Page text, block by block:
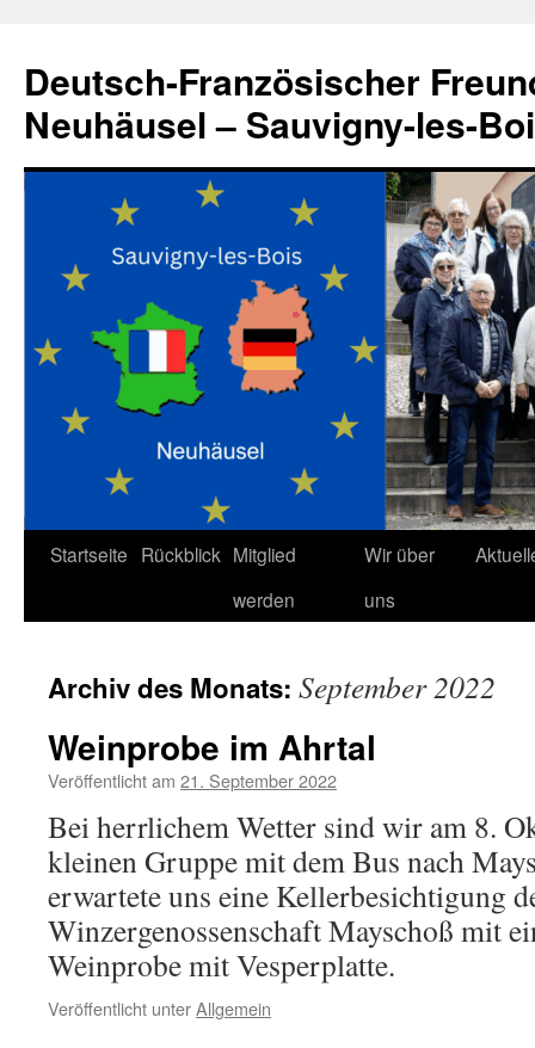
springen
Deutsch-Französischer
Neuhäusel – Sauvigny-les-
Startseite Rückblick Mitglied
werden
Wir über
uns
Archiv des Monats: September 2022
Weinprobe im Ahrtal
Veröffentlicht am 21. September 2022
Bei herrlichem Wetter sind wir am 8.
kleinen Gruppe mit dem Bus nach
erwartete uns eine Kellerbesichtigung
Winzergenossenschaft Mayschoß mit
Weinprobe mit
Veröffentlicht unterAllgemein